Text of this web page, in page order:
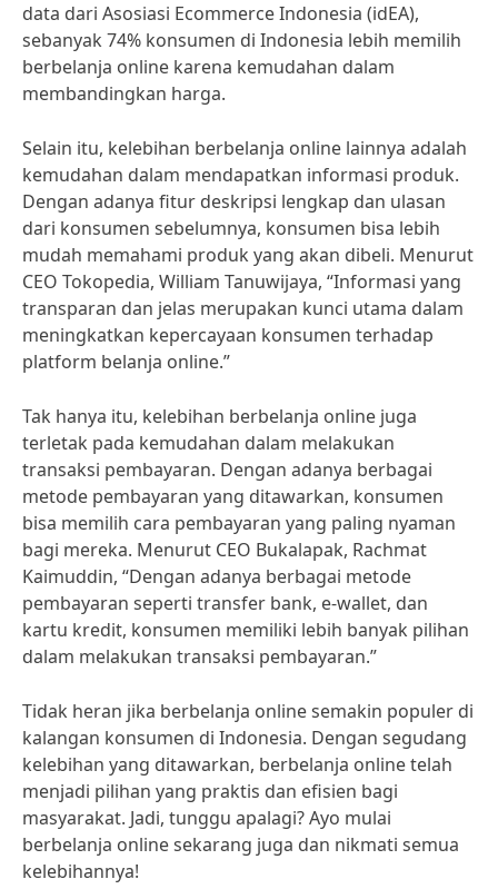
data dari Asosiasi Ecommerce Indonesia (idEA),
sebanyak 74% konsumen di Indonesia lebih memilih
berbelanja online karena kemudahan dalam
membandingkan harga.
Selain itu, kelebihan berbelanja online lainnya adalah
kemudahan dalam mendapatkan informasi produk.
Dengan adanya fitur deskripsi lengkap dan ulasan
dari konsumen sebelumnya, konsumen bisa lebih
mudah memahami produk yang akan dibeli. Menurut
CEO Tokopedia, William Tanuwijaya, “Informasi yang
transparan dan jelas merupakan kunci utama dalam
meningkatkan kepercayaan konsumen terhadap
platform belanja online.”
Tak hanya itu, kelebihan berbelanja online juga
terletak pada kemudahan dalam melakukan
transaksi pembayaran. Dengan adanya berbagai
metode pembayaran yang ditawarkan, konsumen
bisa memilih cara pembayaran yang paling nyaman
bagi mereka. Menurut CEO Bukalapak, Rachmat
Kaimuddin, “Dengan adanya berbagai metode
pembayaran seperti transfer bank, e-wallet, dan
kartu kredit, konsumen memiliki lebih banyak pilihan
dalam melakukan transaksi pembayaran.”
Tidak heran jika berbelanja online semakin populer di
kalangan konsumen di Indonesia. Dengan segudang
kelebihan yang ditawarkan, berbelanja online telah
menjadi pilihan yang praktis dan efisien bagi
masyarakat. Jadi, tunggu apalagi? Ayo mulai
berbelanja online sekarang juga dan nikmati semua
kelebihannya!